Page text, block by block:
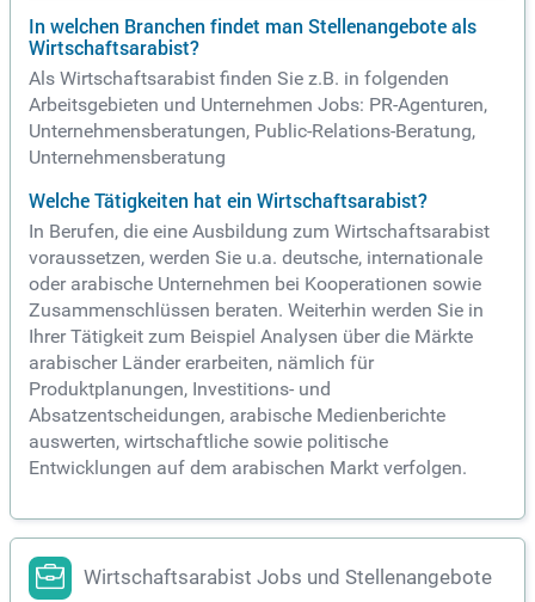
In welchen Branchen findet man Stellenangebote als
Wirtschaftsarabist?
Als Wirtschaftsarabist finden Sie z.B. in folgenden
Arbeitsgebieten und Unternehmen Jobs: PR-Agenturen,
Unternehmensberatungen, Public-Relations-Beratung,
Unternehmensberatung
Welche Tätigkeiten hat ein Wirtschaftsarabist?
In Berufen, die eine Ausbildung zum Wirtschaftsarabist
voraussetzen, werden Sie u.a. deutsche, internationale
oder arabische Unternehmen bei Kooperationen sowie
Zusammenschlüssen beraten. Weiterhin werden Sie in
Ihrer Tätigkeit zum Beispiel Analysen über die Märkte
arabischer Länder erarbeiten, nämlich für
Produktplanungen, Investitions- und
Absatzentscheidungen, arabische Medienberichte
auswerten, wirtschaftliche sowie politische
Entwicklungen auf dem arabischen Markt verfolgen.
Wirtschaftsarabist Jobs und Stellenangebote